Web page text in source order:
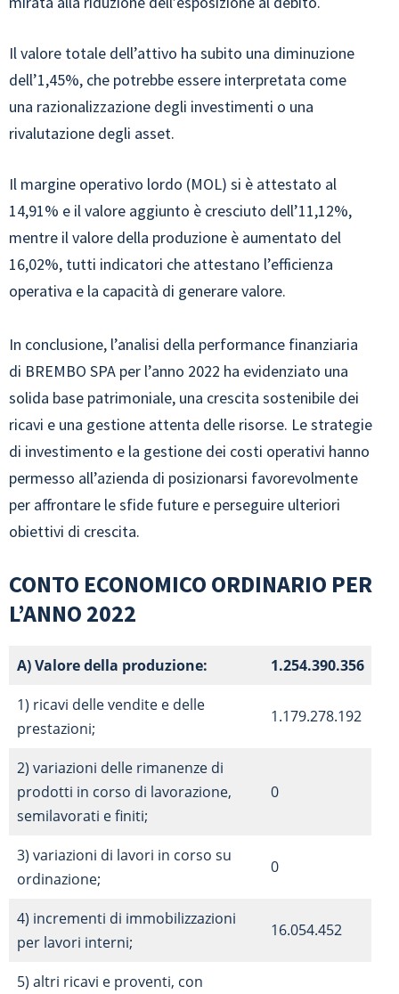
Il valore totale dell’attivo ha subito una diminuzione
dell’1,45%, che potrebbe essere interpretata come
una razionalizzazione degli investimenti o una
rivalutazione degli asset.
Il margine operativo lordo (MOL) si è attestato al
14,91% e il valore aggiunto è cresciuto dell’11,12%,
mentre il valore della produzione è aumentato del
16,02%, tutti indicatori che attestano l’efficienza
operativa e la capacità di generare valore.
In conclusione, l’analisi della performance finanziaria
di BREMBO SPA per l’anno 2022 ha evidenziato una
solida base patrimoniale, una crescita sostenibile dei
ricavi e una gestione attenta delle risorse. Le strategie
di investimento e la gestione dei costi operativi hanno
permesso all’azienda di posizionarsi favorevolmente
per affrontare le sfide future e perseguire ulteriori
obiettivi di crescita.
CONTO ECONOMICO ORDINARIO PER
L’ANNO 2022
A) Valore della produzione:
1.254.390.356
1) ricavi delle vendite e delle
prestazioni;
1.179.278.192
2) variazioni delle rimanenze di
prodotti in corso di lavorazione,
semilavorati e finiti;
0
3) variazioni di lavori in corso su
ordinazione;
0
4) incrementi di immobilizzazioni
per lavori interni;
16.054.452
5) altri ricavi e proventi, con